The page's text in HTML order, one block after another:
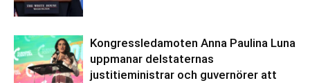
Kongressledamoten Anna Paulina Luna
uppmanar delstaternas
justitieministrar och guvernörer att